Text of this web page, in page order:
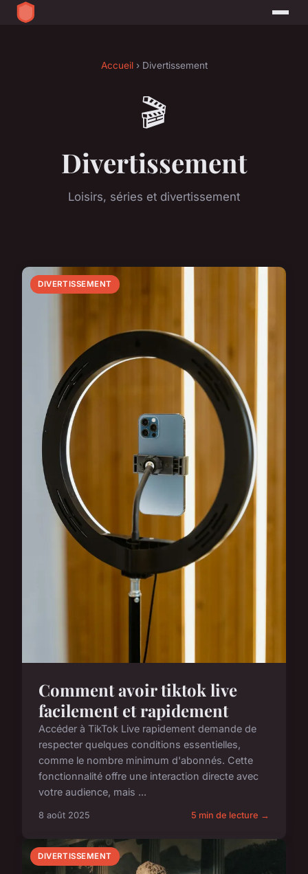
Accueil› Divertissement
🎬
Divertissement
Loisirs, séries et divertissement
DIVERTISSEMENT
Comment avoir tiktok live
facilement et rapidement
Accéder à TikTok Live rapidement demande de
respecter quelques conditions essentielles,
comme le nombre minimum d'abonnés. Cette
fonctionnalité offre une interaction directe avec
votre audience, mais ...
8 août 2025 5 min de lecture →
DIVERTISSEMENT